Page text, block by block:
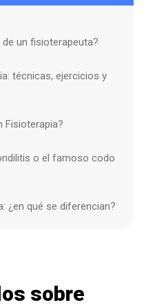
un fisioterapeuta?
técnicas, ejercicios y
Fisioterapia?
o el famoso codo
¿en qué se diferencian?
sobre